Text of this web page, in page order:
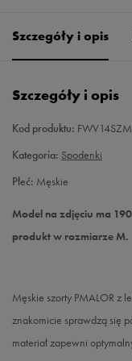
S
XL
Szczegóły i opis
Szczegóły i opis
Kod produktu:
Kategoria: Spodenki
Płeć: Męskie
Model na zdjęciu ma
produkt w rozmiarze M.
Męskie szorty PMALOR z
znakomicie sprawdzą się
materiał zapewni